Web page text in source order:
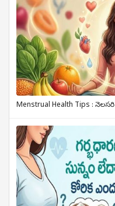
Menstrual Health Tips :